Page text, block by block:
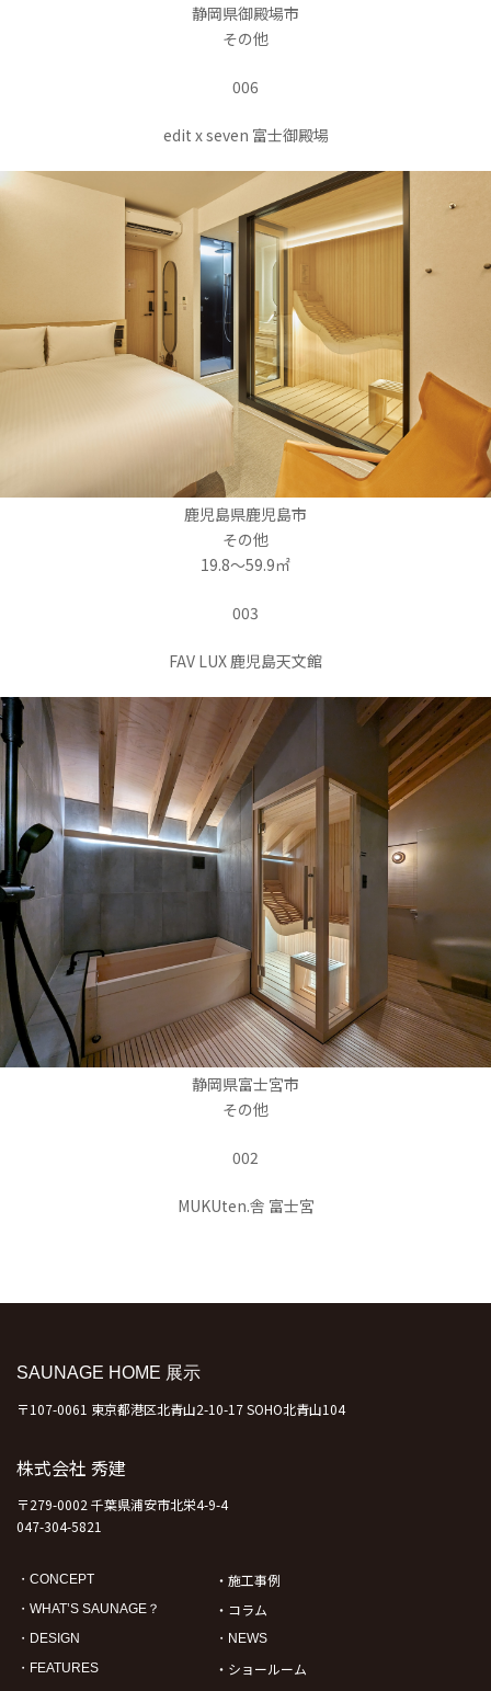
静岡県御殿場市
その他
006
edit x seven 富士御殿場
鹿児島県鹿児島市
その他
19.8～59.9㎡
003
FAV LUX 鹿児島天文館
静岡県富士宮市
その他
002
MUKUten.舎 富士宮
SAUNAGE HOME 展示
〒107-0061 東京都港区北青山2-10-17 SOHO北青山104
株式会社 秀建
〒279-0002 千葉県浦安市北栄4-9-4
047-304-5821
・CONCEPT
・WHAT’S SAUNAGE？
・DESIGN
・FEATURES
・施工事例
・コラム
・NEWS
・ショールーム